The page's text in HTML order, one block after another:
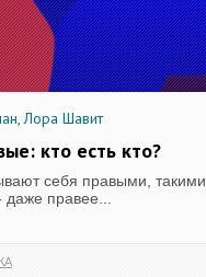
Лора Шавит
кто есть кто?
себя правыми, такими
правее...